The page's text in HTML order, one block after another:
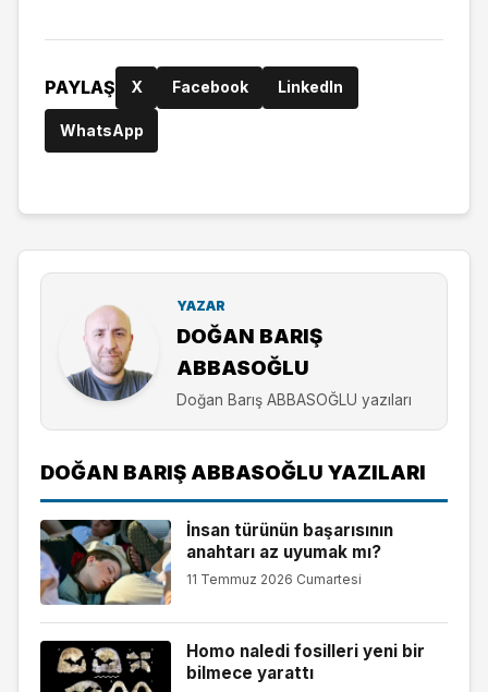
PAYLAŞ X Facebook LinkedIn
WhatsApp
YAZAR
DOĞAN BARIŞ
ABBASOĞLU
Doğan Barış ABBASOĞLU yazıları
DOĞAN BARIŞ ABBASOĞLU YAZILARI
İnsan türünün başarısının
anahtarı az uyumak mı?
11 Temmuz 2026 Cumartesi
Homo naledi fosilleri yeni bir
bilmece yarattı